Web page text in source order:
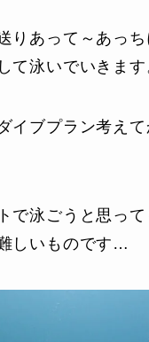
りあって～あっち
て泳いでいきます
イブプラン考え
で泳ごうと思って
しいものです…